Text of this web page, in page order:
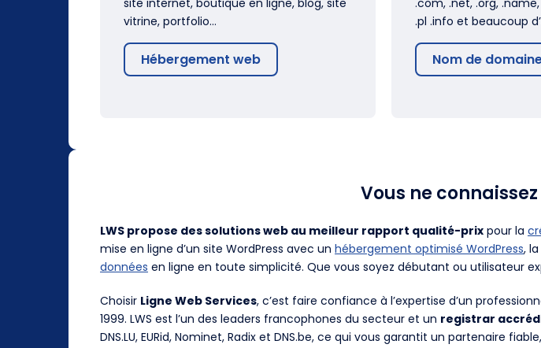
vitrine, portfolio…
Hébergement web
.pl .info et beaucoup
Nom de
Vous ne
LWS propose des solutions web au meilleur rapport qualité-prix pour la
mise en ligne d’un site WordPress avec un hébergement optimisé WordPress,
données en ligne en toute simplicité. Que vous soyez débutant ou utilisateur
Choisir Ligne Web Services, c’est faire confiance à l’expertise d’un
1999. LWS est l’un des leaders francophones du secteur et un registrar
DNS.LU, EURid, Nominet, Radix et DNS.be, ce qui vous garantit un partenaire